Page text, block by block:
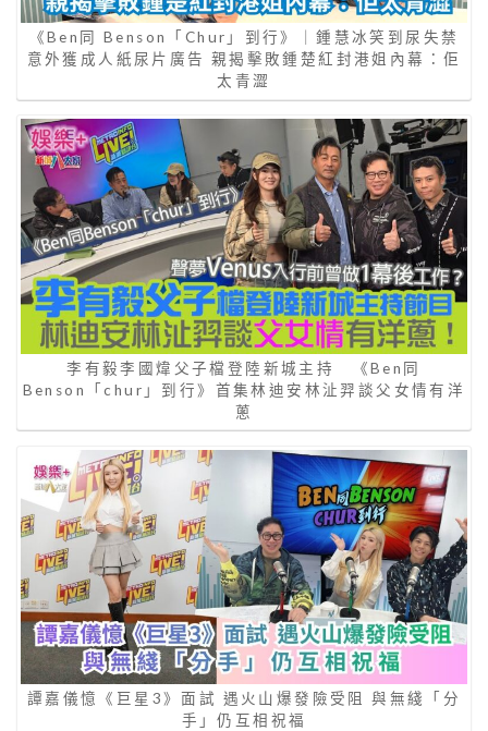
《Ben同 Benson「Chur」到行》｜鍾慧冰笑到尿失禁
意外獲成人紙尿片廣告 親揭擊敗鍾楚紅封港姐內幕：佢
太青澀
李有毅李國煒父子檔登陸新城主持 《Ben同
Benson「chur」到行》首集林迪安林沚羿談父女情有洋
蔥
譚嘉儀憶《巨星3》面試 遇火山爆發險受阻 與無綫「分
手」仍互相祝福